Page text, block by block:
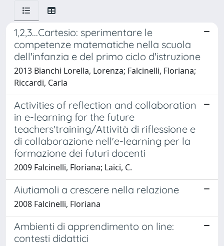
1,2,3...Cartesio: sperimentare le
competenze matematiche nella scuola
dell'infanzia e del primo ciclo d'istruzione
2013 Bianchi Lorella, Lorenza; Falcinelli, Floriana;
Riccardi, Carla
Activities of reflection and collaboration
in e-learning for the future
teachers'training/Attività di riflessione e
di collaborazione nell'e-learning per la
formazione dei futuri docenti
2009 Falcinelli, Floriana; Laici, C.
Aiutiamoli a crescere nella relazione
2008 Falcinelli, Floriana
Ambienti di apprendimento on line:
contesti didattici